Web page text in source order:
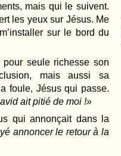
mais qui le suivent.
les yeux sur Jésus. Me
sur le bord du
seule richesse son
mais aussi sa
foule, Jésus qui passe.
ait pitié de moi !»
qui annonçait dans la
annoncer le retour à la